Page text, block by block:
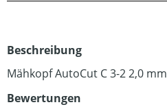
Beschreibung
Mähkopf AutoCut C 3-2 2,0 mm
Bewertungen